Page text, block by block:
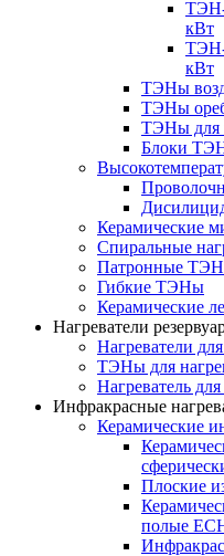
ТЭН-
кВт
ТЭН-
кВт
ТЭНы
ТЭНы
ТЭНы для
Блоки
Керамические
Спиральные
Патронные
Гибкие ТЭНы
Керамические
Нагреватели
Нагреватели
ТЭНы для
Нагреватель
Инфракрасные
Керамические
Плоские
полые